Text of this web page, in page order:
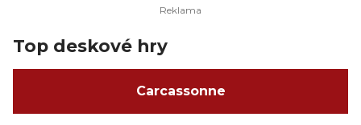
Top deskové hry
Carcassonne